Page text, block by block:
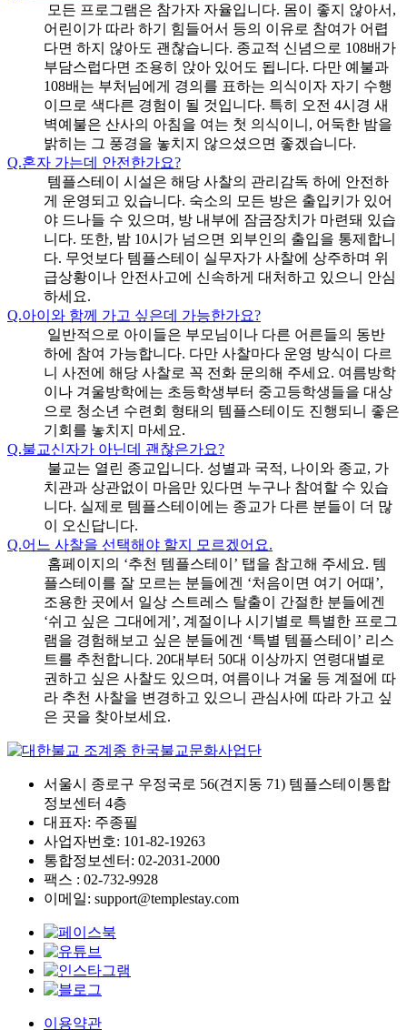
모든 프로그램은 참가자 자율입니다. 몸이 좋지 않아서,
어린이가 따라 하기 힘들어서 등의 이유로 참여가 어렵
다면 하지 않아도 괜찮습니다. 종교적 신념으로 108배가
부담스럽다면 조용히 앉아 있어도 됩니다. 다만 예불과
108배는 부처님에게 경의를 표하는 의식이자 자기 수행
이므로 색다른 경험이 될 것입니다. 특히 오전 4시경 새
벽예불은 산사의 아침을 여는 첫 의식이니, 어둑한 밤을
밝히는 그 풍경을 놓치지 않으셨으면 좋겠습니다.
Q.혼자 가는데 안전한가요?
템플스테이 시설은 해당 사찰의 관리감독 하에 안전하
게 운영되고 있습니다. 숙소의 모든 방은 출입키가 있어
야 드나들 수 있으며, 방 내부에 잠금장치가 마련돼 있습
니다. 또한, 밤 10시가 넘으면 외부인의 출입을 통제합니
다. 무엇보다 템플스테이 실무자가 사찰에 상주하며 위
급상황이나 안전사고에 신속하게 대처하고 있으니 안심
하세요.
Q.아이와 함께 가고 싶은데 가능한가요?
일반적으로 아이들은 부모님이나 다른 어른들의 동반
하에 참여 가능합니다. 다만 사찰마다 운영 방식이 다르
니 사전에 해당 사찰로 꼭 전화 문의해 주세요. 여름방학
이나 겨울방학에는 초등학생부터 중고등학생들을 대상
으로 청소년 수련회 형태의 템플스테이도 진행되니 좋은
기회를 놓치지 마세요.
Q.불교신자가 아닌데 괜찮은가요?
불교는 열린 종교입니다. 성별과 국적, 나이와 종교, 가
치관과 상관없이 마음만 있다면 누구나 참여할 수 있습
니다. 실제로 템플스테이에는 종교가 다른 분들이 더 많
이 오신답니다.
Q.어느 사찰을 선택해야 할지 모르겠어요.
홈페이지의 ‘추천 템플스테이’ 탭을 참고해 주세요. 템
플스테이를 잘 모르는 분들에겐 ‘처음이면 여기 어때’,
조용한 곳에서 일상 스트레스 탈출이 간절한 분들에겐
‘쉬고 싶은 그대에게’, 계절이나 시기별로 특별한 프로그
램을 경험해보고 싶은 분들에겐 ‘특별 템플스테이’ 리스
트를 추천합니다. 20대부터 50대 이상까지 연령대별로
권하고 싶은 사찰도 있으며, 여름이나 겨울 등 계절에 따
라 추천 사찰을 변경하고 있으니 관심사에 따라 가고 싶
은 곳을 찾아보세요.
서울시 종로구 우정국로 56(견지동 71) 템플스테이통합
정보센터 4층
대표자: 주종필
사업자번호: 101-82-19263
통합정보센터: 02-2031-2000
팩스 : 02-732-9928
이메일: support@templestay.com
이용약관